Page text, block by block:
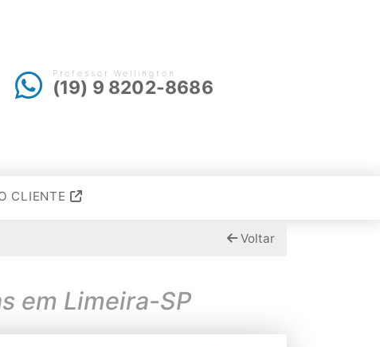
Professor Wellington
(19) 9 8202-8686
CLIENTE
Voltar
em Limeira-SP